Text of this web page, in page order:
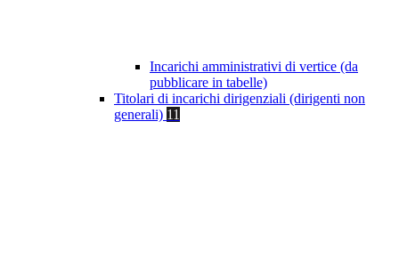
Incarichi amministrativi di vertice (da
pubblicare in tabelle)
Titolari di incarichi dirigenziali (dirigenti non
generali) 11